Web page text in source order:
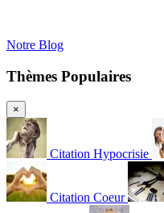
Notre Blog
Thèmes Populaires
×
Citation Hypocrisie
Citation Coeur